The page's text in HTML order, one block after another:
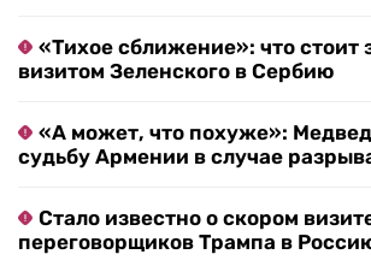
«Тихое сближение»: что стоит
визитом Зеленского в Сербию
«А может, что похуже»:
судьбу Армении в случае
Стало известно о скором
переговорщиков Трампа в